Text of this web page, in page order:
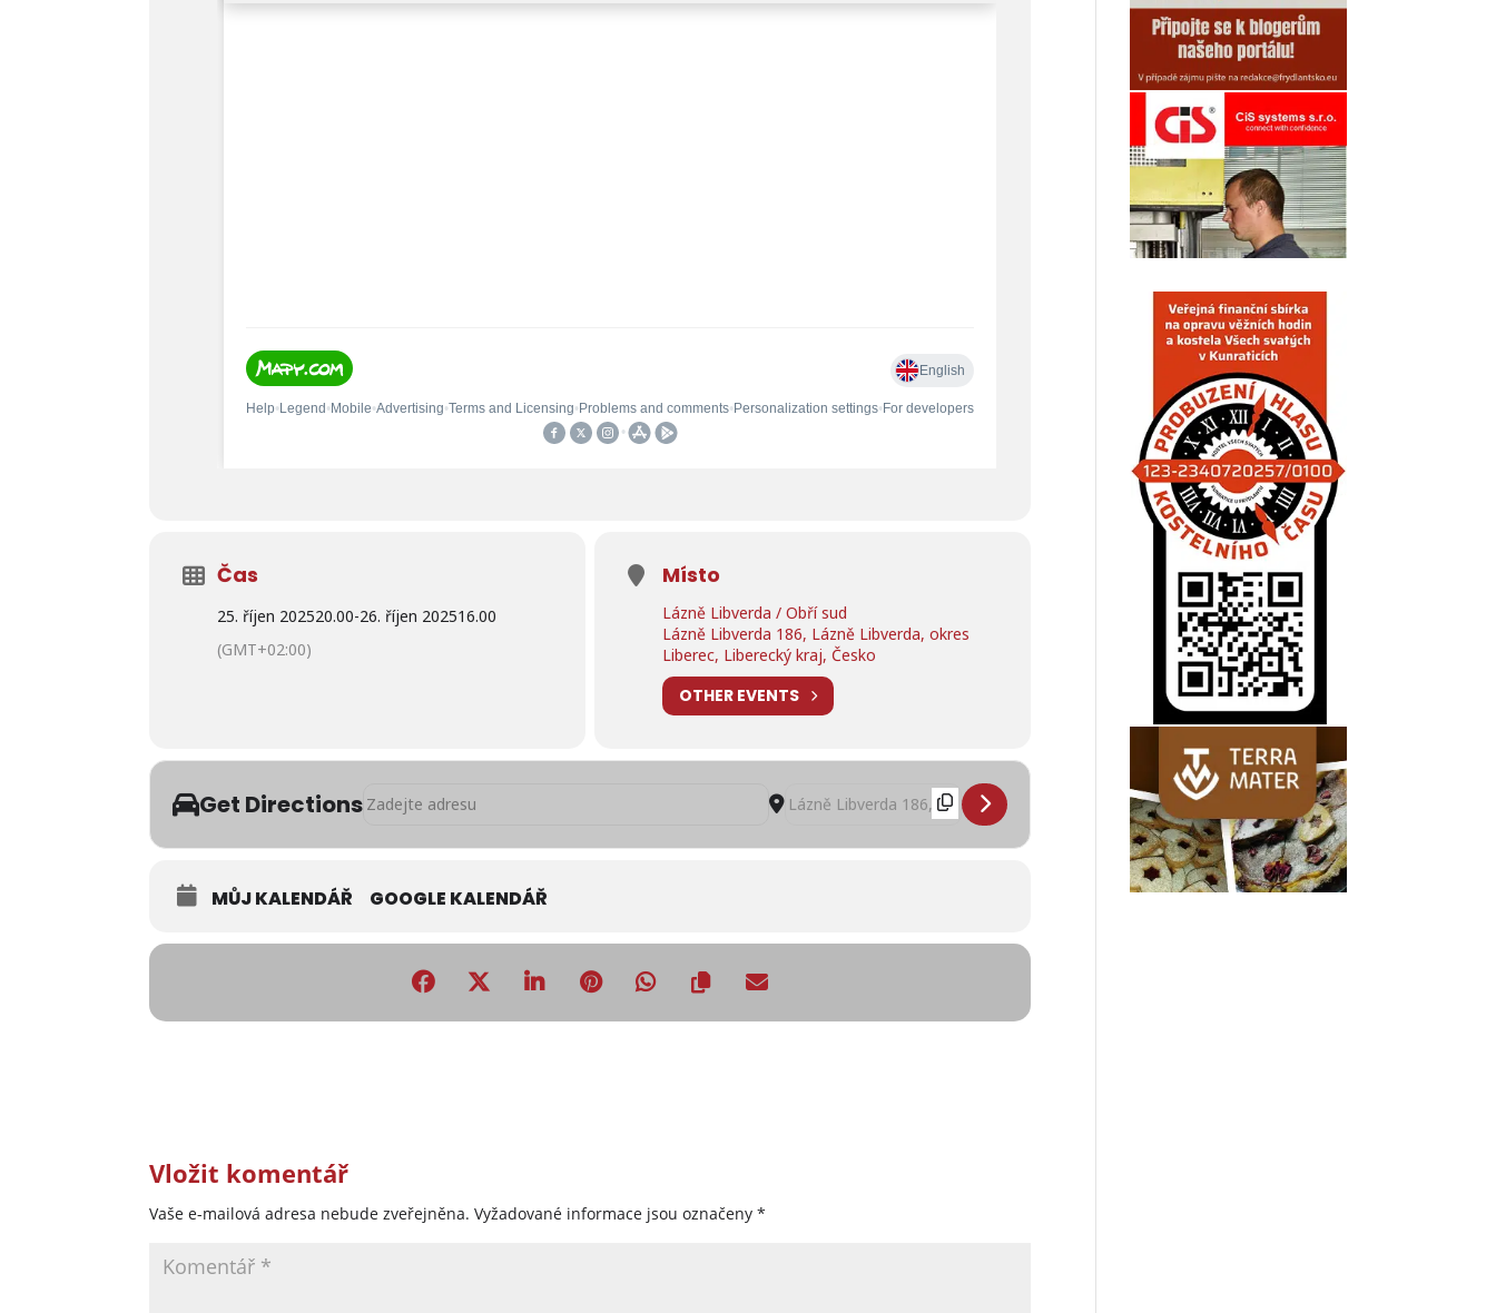
Čas
25. říjen 202520.00-26. říjen 202516.00
(GMT+02:00)
Místo
Lázně Libverda / Obří sud
Lázně Libverda 186, Lázně Libverda, okres
Liberec, Liberecký kraj, Česko
OTHER EVENTS
Get Directions Address - Americký víkend na Obřím sudu [] Destination Address - Americký víkend na Obřím sudu []
MŮJ KALENDÁŘ GOOGLE KALENDÁŘ
Vložit komentář
Vaše e-mailová adresa nebude zveřejněna. Vyžadované informace jsou označeny*